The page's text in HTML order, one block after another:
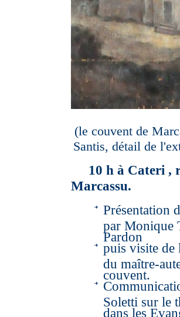
(le couvent de
Santis, détail de
10 h à Cateri ,
Marcassu.
Présentation
par Monique
Pardon
puis visite de
du maître-
couvent.
Soletti sur le
dans les